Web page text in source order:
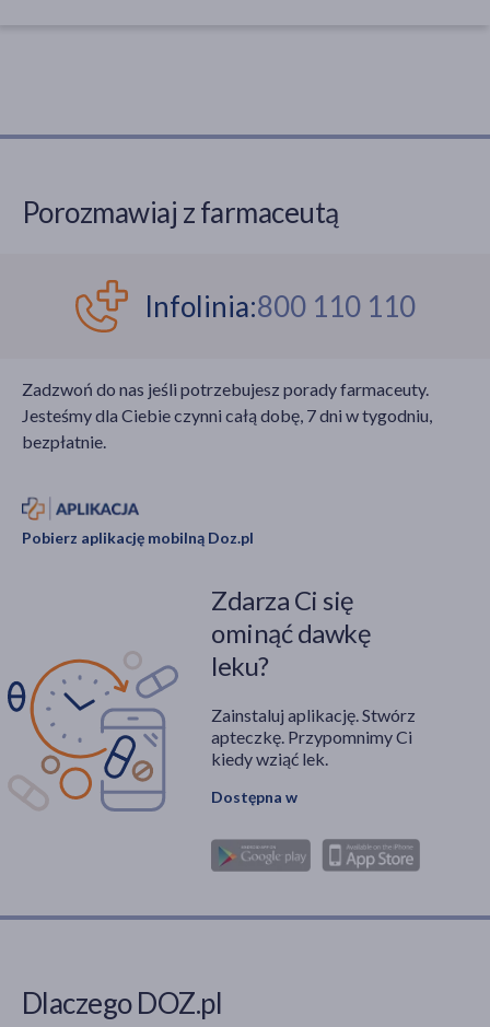
Porozmawiaj z farmaceutą
Infolinia:800 110 110
Zadzwoń do nas jeśli potrzebujesz porady farmaceuty.
Jesteśmy dla Ciebie czynni całą dobę, 7 dni w tygodniu,
bezpłatnie.
Pobierz aplikację mobilną Doz.pl
Zdarza Ci się
ominąć dawkę
leku?
Zainstaluj aplikację. Stwórz
apteczkę. Przypomnimy Ci
kiedy wziąć lek.
Dostępna w
Dlaczego DOZ.pl